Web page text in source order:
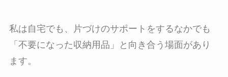
私は自宅でも、片づけのサポートをするなかでも
「不要になった収納用品」と向き合う場面があり
ます。